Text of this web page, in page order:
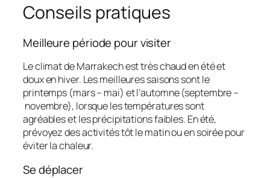
Conseils pratiques
Meilleure période pour visiter
Le climat de Marrakech est très chaud en été et
doux en hiver. Les meilleures saisons sont le
printemps (mars – mai) et l’automne (septembre –
novembre), lorsque les températures sont
agréables et les précipitations faibles. En été,
prévoyez des activités tôt le matin ou en soirée pour
éviter la chaleur.
Se déplacer